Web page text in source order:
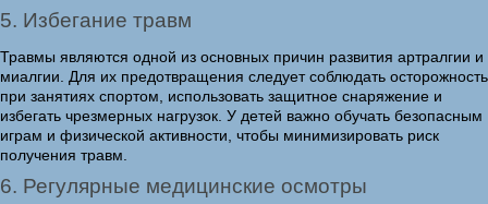
5. Избегание травм
Травмы являются одной из основных причин развития артралгии и
миалгии. Для их предотвращения следует соблюдать осторожность
при занятиях спортом, использовать защитное снаряжение и
избегать чрезмерных нагрузок. У детей важно обучать безопасным
играм и физической активности, чтобы минимизировать риск
получения травм.
6. Регулярные медицинские осмотры